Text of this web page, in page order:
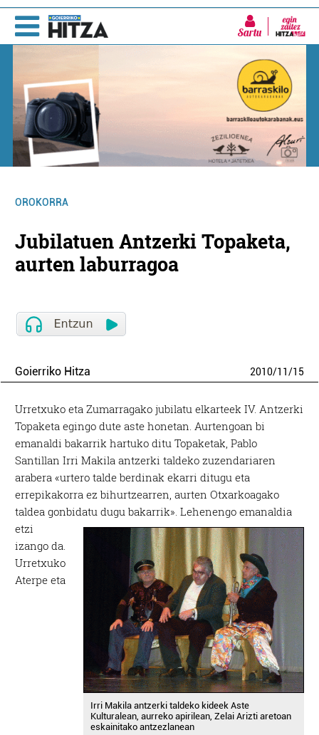
Sartu
OROKORRA
Jubilatuen Antzerki Topaketa,
aurten laburragoa
Goierriko Hitza 2010/11/15
Urretxuko eta Zumarragako jubilatu elkarteek IV. Antzerki
Topaketa egingo dute aste honetan. Aurtengoan bi
emanaldi bakarrik hartuko ditu Topaketak, Pablo
Santillan Irri Makila antzerki taldeko zuzendariaren
arabera «urtero talde berdinak ekarri ditugu eta
errepikakorra ez bihurtzearren, aurten Otxarkoagako
taldea gonbidatu dugu bakarrik».
Irri Makila antzerki taldeko kideek Aste
Kulturalean, aurreko apirilean, Zelai Arizti aretoan
eskainitako antzezlanean
Lehenengo emanaldia
etzi
izango da.
Urretxuko
Aterpe eta